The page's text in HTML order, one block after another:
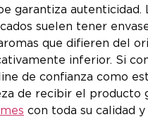
garantiza autenticidad.
suelen tener
que difieren del
inferior. Si
de confianza como
de recibir el producto
con toda su calidad y